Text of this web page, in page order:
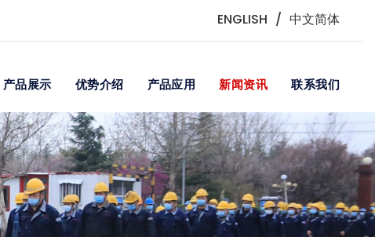
ENGLISH / 中文简体
产品展示 优势介绍 产品应用 新闻资讯 联系我们